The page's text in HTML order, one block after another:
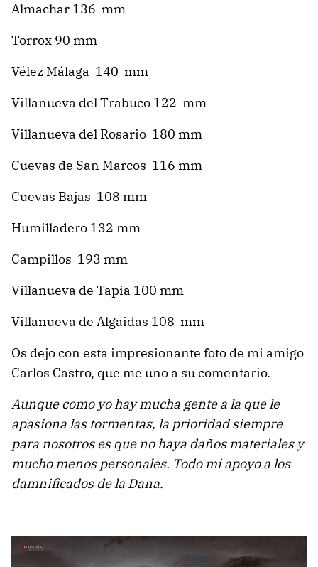
Almachar 136 mm
Torrox 90 mm
Vélez Málaga 140 mm
Villanueva del Trabuco 122 mm
Villanueva del Rosario 180 mm
Cuevas de San Marcos 116 mm
Cuevas Bajas 108 mm
Humilladero 132 mm
Campillos 193 mm
Villanueva de Tapia 100 mm
Villanueva de Algaidas 108 mm
Os dejo con esta impresionante foto de mi amigo
Carlos Castro, que me uno a su comentario.
Aunque como yo hay mucha gente a la que le
apasiona las tormentas, la prioridad siempre
para nosotros es que no haya daños materiales y
mucho menos personales. Todo mi apoyo a los
damnificados de la Dana.